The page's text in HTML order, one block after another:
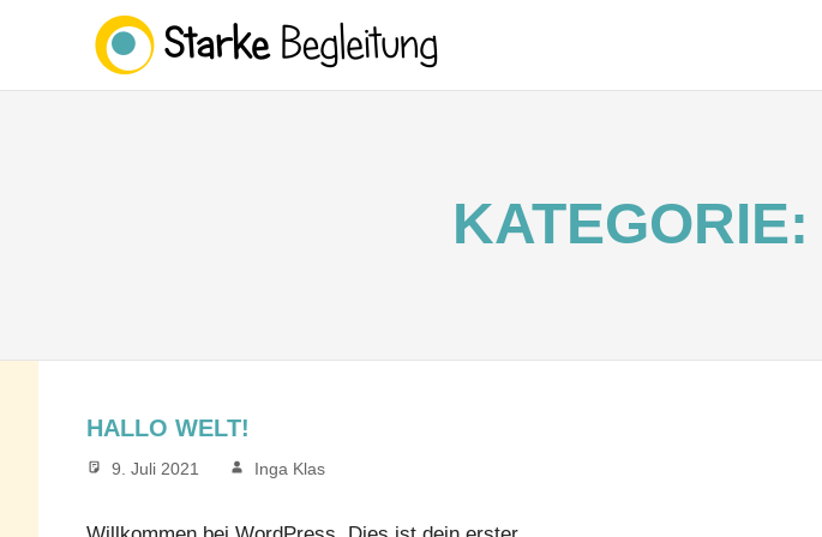
BEGLEITUNG
KATEGORIE:
HALLO WELT!
9. Juli 2021 Inga Klas